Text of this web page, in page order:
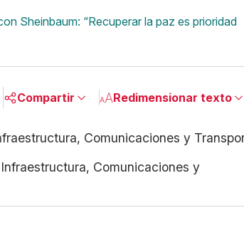
Sheinbaum: “Recuperar la paz es prioridad
Compartir
Linkedin
X
Copiar enlace
Redimensionar texto
Pequeño
Grande
Comunicaciones y